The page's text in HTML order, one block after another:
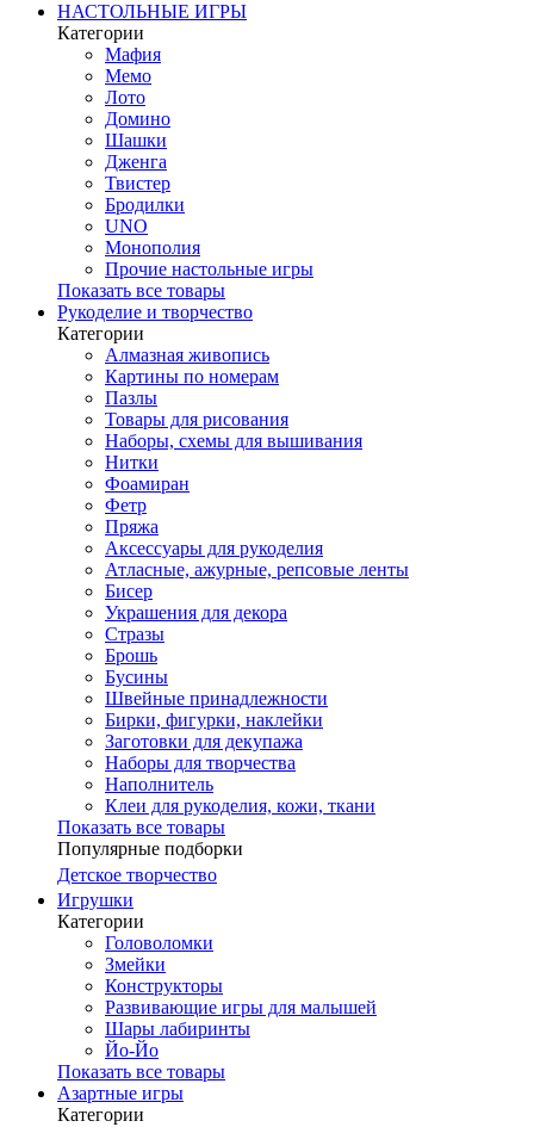
НАСТОЛЬНЫЕ ИГРЫ
Категории
Мафия
Мемо
Лото
Домино
Шашки
Дженга
Твистер
Бродилки
UNO
Монополия
Прочие настольные игры
Показать все товары
Рукоделие и творчество
Категории
Алмазная живопись
Картины по номерам
Пазлы
Товары для рисования
Наборы, схемы для вышивания
Нитки
Фоамиран
Фетр
Пряжа
Аксессуары для рукоделия
Атласные, ажурные, репсовые ленты
Бисер
Украшения для декора
Стразы
Брошь
Бусины
Швейные принадлежности
Бирки, фигурки, наклейки
Заготовки для декупажа
Наборы для творчества
Наполнитель
Клеи для рукоделия, кожи, ткани
Показать все товары
Популярные подборки
Детское творчество
Игрушки
Категории
Головоломки
Змейки
Конструкторы
Развивающие игры для малышей
Шары лабиринты
Йо-Йо
Показать все товары
Азартные игры
Категории